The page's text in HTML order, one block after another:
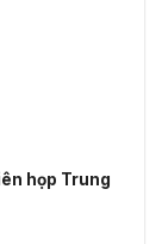
họp Trung